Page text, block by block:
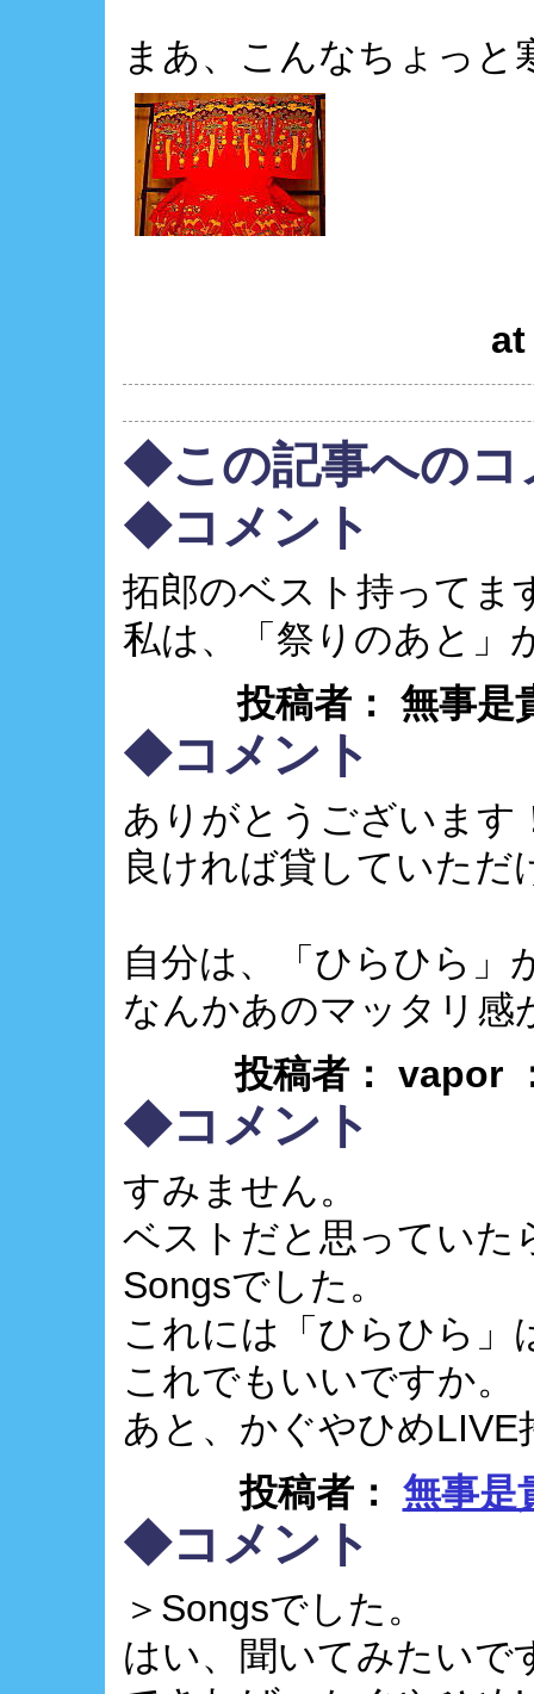
まあ、こんなちょっと
◆この記事へのコ
◆コメント
拓郎のベスト持ってま
私は、「祭りのあと」
投稿者： 無事是
◆コメント
ありがとうございます
良ければ貸していただ
自分は、「ひらひら」
なんかあのマッタリ感
投稿者： vapor
◆コメント
すみません。
ベストだと思っていた
Songsでした。
これには「ひらひら」
これでもいいですか。
あと、かぐやひめLIVE
投稿者： 無事是
◆コメント
＞Songsでした。
はい、聞いてみたいで